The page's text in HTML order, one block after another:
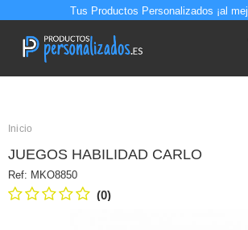
Tus Productos Personalizados ¡al
Inicio
JUEGOS HABILIDAD CARLO
Ref: MKO8850
(0)